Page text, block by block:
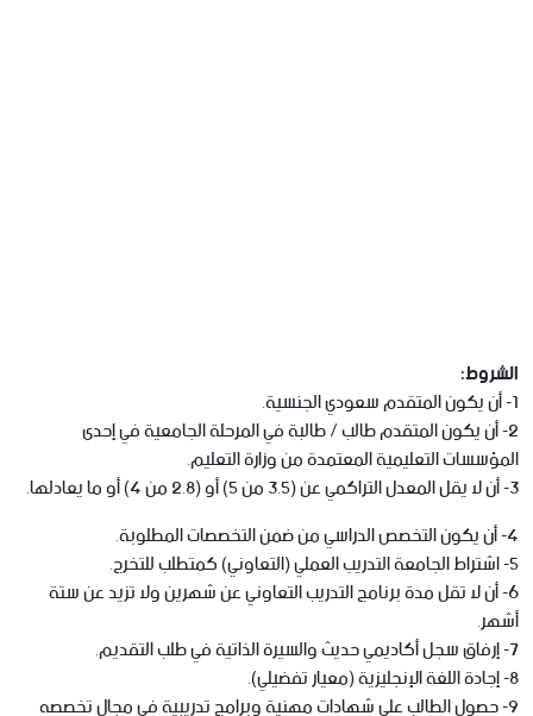
الشروط:
1- أن يكون المتقدم سعودي الجنسية.
2- أن يكون المتقدم طالب / طالبة في المرحلة الجامعية في إحدى
المؤسسات التعليمية المعتمدة من وزارة التعليم.
3- أن لا يقل المعدل التراكمي عن (3.5 من 5) أو (2.8 من 4) أو ما يعادلها.
4- أن يكون التخصص الدراسي من ضمن التخصصات المطلوبة.
5- اشتراط الجامعة التدريب العملي (التعاوني) كمتطلب للتخرج.
6- أن لا تقل مدة برنامج التدريب التعاوني عن شهرين ولا تزيد عن ستة
أشهر.
7- إرفاق سجل أكاديمي حديث والسيرة الذاتية في طلب التقديم.
8- إجادة اللغة الإنجليزية (معيار تفضيلي).
9- حصول الطالب على شهادات مهنية وبرامج تدريبية في مجال تخصصه